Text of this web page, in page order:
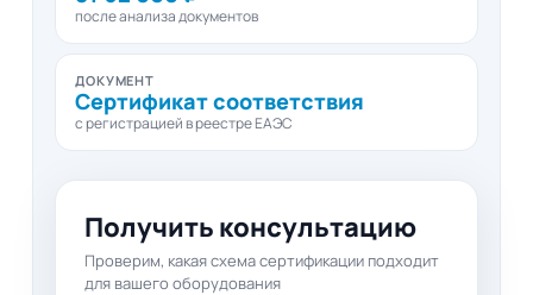
после анализа документов
ДОКУМЕНТ
Сертификат соответствия
с регистрацией в реестре ЕАЭС
Получить консультацию
Проверим, какая схема сертификации подходит
для вашего оборудования